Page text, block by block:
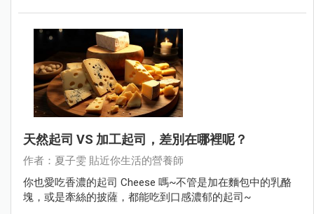
天然起司 VS 加工起司，差別在哪裡呢？
作者：夏子雯 貼近你生活的營養師
你也愛吃香濃的起司 Cheese 嗎~不管是加在麵包中的乳酪
塊，或是牽絲的披薩，都能吃到口感濃郁的起司~